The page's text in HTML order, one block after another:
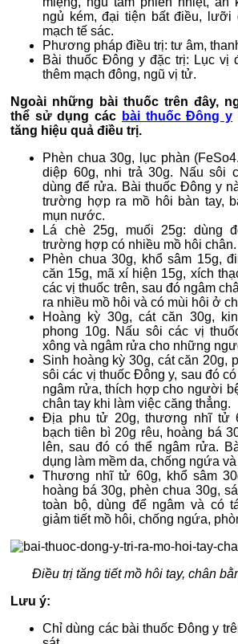
ngủ kém, đại tiện bất điều, lưỡi
mạch tế sác.
Phương pháp điều trị: tư âm,
Bài thuốc Đông y đặc trị: Lục vị
thêm mạch đông, ngũ vị tử.
Ngoài những bài thuốc trên đây,
thể sử dụng các bài thuốc Đông y
tăng hiệu quả điều trị.
Phèn chua 30g, lục phàn
diệp 60g, nhi trả 30g. Nấu sôi
dùng để rửa. Bài thuốc Đông y
trường hợp ra mồ hôi bàn tay,
mụn nước.
Lá chè 25g, muối 25g: dùng
trường hợp có nhiều mồ hôi chân.
Phèn chua 30g, khổ sâm 15g,
căn 15g, mã xí hiện 15g, xích
các vị thuốc trên, sau đó ngâm
ra nhiều mồ hôi và có mùi hôi ở
Hoàng kỳ 30g, cát căn 30g,
phong 10g. Nấu sôi các vị
xông và ngâm rửa cho những
Sinh hoàng kỳ 30g, cát căn 20g,
sôi các vị thuốc Đông y, sau đó
ngâm rửa, thích hợp cho người
chân tay khi làm việc căng thẳng.
Địa phu tử 20g, thương nhĩ tử
bạch tiên bì 20g rêu, hoàng bá
lên, sau đó có thể ngâm rửa.
dụng làm mềm da, chống ngứa
Thương nhĩ tử 60g, khổ sâm
hoàng bá 30g, phèn chua 30g,
toàn bộ, dùng để ngâm và có
giảm tiết mồ hôi, chống ngứa,
Điều trị tăng tiết mồ hôi tay, chân
Lưu ý:
Chỉ dùng các bài thuốc Đông y